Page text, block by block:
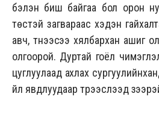
бэлэн биш байгаа бол орон
төстэй загвараас хэдэн
авч, түүнээсээ хялбархан ашиг
олгоорой. Дуртай гоёл
цуглуулаад ахлах
үйл явдлуудаар түрээслээд